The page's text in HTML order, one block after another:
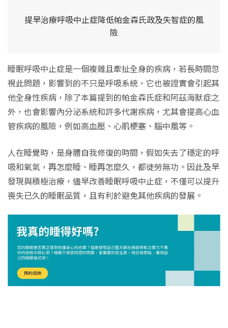
提早治療呼吸中止症降低帕金森氏政及失智症的風
險
睡眠呼吸中止症是一個複雜且牽扯全身的疾病，若長時間忽
視此問題，影響到的不只是呼吸系統，它也被證實會引起其
他全身性疾病，除了本篇提到的帕金森氏症和阿茲海默症之
外，也會影響內分泌系統和許多代謝疾病，尤其會提高心血
管疾病的風險，例如高血壓、心肌梗塞、腦中風等。
人在睡覺時，是身體自我修復的時間，假如失去了穩定的呼
吸和氧氣，再怎麼睡、睡再怎麼久，都徒勞無功。因此及早
發現與積極治療，儘早改善睡眠呼吸中止症，不僅可以提升
喪失已久的睡眠品質，且有利於避免其他疾病的發展。